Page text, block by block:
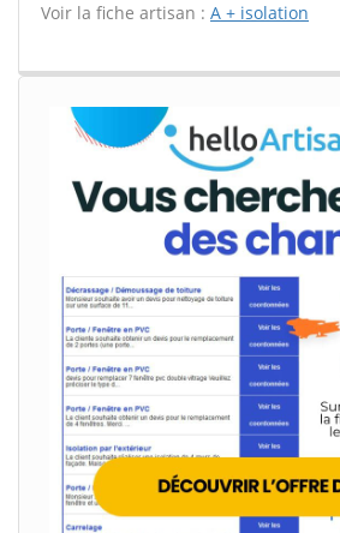
Voir la fiche artisan : A + isolation